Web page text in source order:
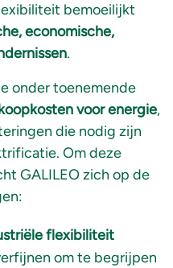
bemoeilijkt
economische,
.
onder toenemende
voor energie,
die nodig zijn
Om deze
GALILEO zich op de
flexibiliteit
om te begrijpen